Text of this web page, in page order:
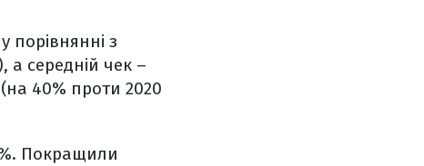
порівнянні з
а середній чек –
40% проти 2020
Покращили